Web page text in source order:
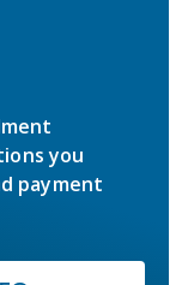
you
payment